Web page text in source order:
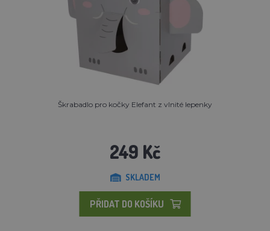
Škrabadlo pro kočky Elefant z vlnité lepenky
249 Kč
SKLADEM
PŘIDAT DO KOŠÍKU